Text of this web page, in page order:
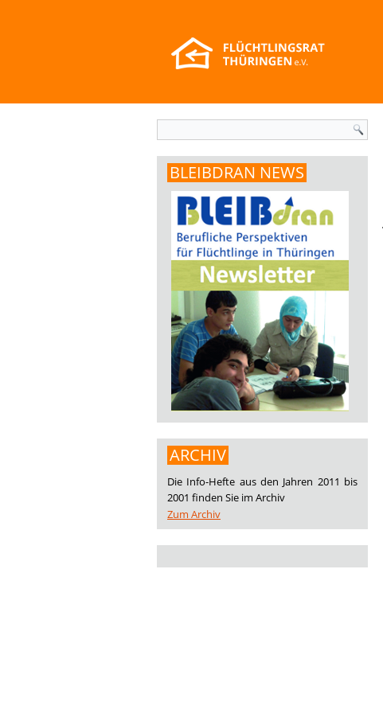
Suchformular
BLEIBDRAN NEWS
ARCHIV
Die Info-Hefte aus den Jahren 2011 bis
2001 finden Sie im Archiv
Zum Archiv